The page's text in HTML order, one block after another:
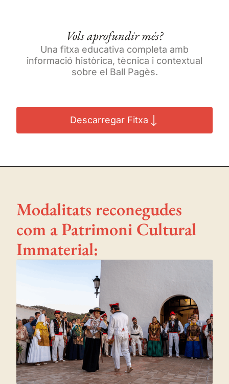
Vols aprofundir més?
Una fitxa educativa completa amb
informació històrica, tècnica i contextual
sobre el Ball Pagès.
Descarregar Fitxa
Modalitats reconegudes
com a Patrimoni Cultural
Immaterial: